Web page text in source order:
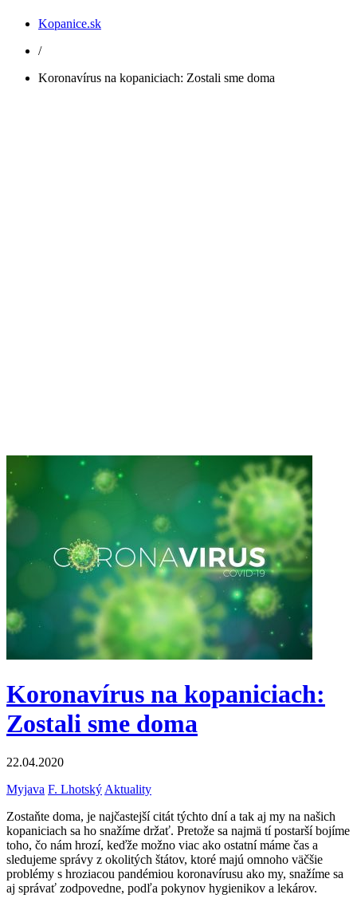
Kopanice.sk
/
Koronavírus na kopaniciach: Zostali sme doma
Koronavírus na kopaniciach:
Zostali sme doma
22.04.2020
Myjava F. Lhotský Aktuality
Zostaňte doma, je najčastejší citát týchto dní a tak aj my na našich
kopaniciach sa ho snažíme držať. Pretože sa najmä tí postarší bojíme
toho, čo nám hrozí, keďže možno viac ako ostatní máme čas a
sledujeme správy z okolitých štátov, ktoré majú omnoho väčšie
problémy s hroziacou pandémiou koronavírusu ako my, snažíme sa
aj správať zodpovedne, podľa pokynov hygienikov a lekárov.